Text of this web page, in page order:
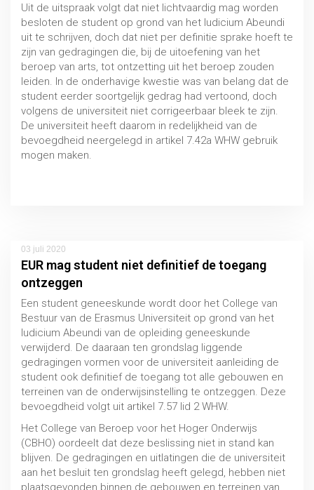
Uit de uitspraak volgt dat niet lichtvaardig mag worden
besloten de student op grond van het Iudicium Abeundi
uit te schrijven, doch dat niet per definitie sprake hoeft te
zijn van gedragingen die, bij de uitoefening van het
beroep van arts, tot ontzetting uit het beroep zouden
leiden. In de onderhavige kwestie was van belang dat de
student eerder soortgelijk gedrag had vertoond, doch
volgens de universiteit niet corrigeerbaar bleek te zijn.
De universiteit heeft daarom in redelijkheid van de
bevoegdheid neergelegd in artikel 7.42a WHW gebruik
mogen maken.
03 juli 2020
EUR mag student niet definitief de toegang
ontzeggen
Een student geneeskunde wordt door het College van
Bestuur van de Erasmus Universiteit op grond van het
Iudicium Abeundi van de opleiding geneeskunde
verwijderd. De daaraan ten grondslag liggende
gedragingen vormen voor de universiteit aanleiding de
student ook definitief de toegang tot alle gebouwen en
terreinen van de onderwijsinstelling te ontzeggen. Deze
bevoegdheid volgt uit artikel 7.57 lid 2 WHW.
Het College van Beroep voor het Hoger Onderwijs
(CBHO) oordeelt dat deze beslissing niet in stand kan
blijven. De gedragingen en uitlatingen die de universiteit
aan het besluit ten grondslag heeft gelegd, hebben niet
plaatsgevonden binnen de gebouwen en terreinen van